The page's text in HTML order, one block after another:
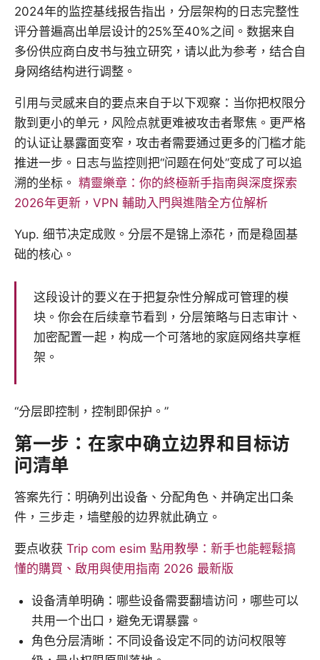
2024年的监控基线报告指出，分层架构的日志完整性
评分普遍高出单层设计的25%至40%之间。数据来自
多份供应商白皮书与独立研究，请以此为参考，结合自
身网络结构进行调整。
引用与灵感来自的要点来自于以下观察：当你把权限分
散到更小的单元，风险点就更难被攻击者聚焦。更严格
的认证让暴露面变窄，攻击者需要通过更多的门槛才能
推进一步。日志与监控则把“问题在何处”变成了可以追
溯的坐标。 精靈樂章：你的終極新手指南與深度探索
2026年更新，VPN 輔助入門與進階全方位解析
Yup. 细节决定成败。分层不是锦上添花，而是稳固基
础的核心。
这段设计的要义在于把复杂性分解成可管理的模
块。你会在后续章节看到，分层策略与日志审计、
加密配置一起，构成一个可落地的家庭网络共享框
架。
“分层即控制，控制即保护。”
第一步：在家中确立边界和目标访
问清单
答案先行：明确列出设备、分配角色、并确定出口条
件，三步走，墙壁般的边界就此确立。
要点收获 Trip com esim 點用教學：新手也能輕鬆搞
懂的購買、啟用與使用指南 2026 最新版
设备清单明确：哪些设备需要翻墙访问，哪些可以
共用一个出口，避免无谓暴露。
角色分层清晰：不同设备设定不同的访问权限等